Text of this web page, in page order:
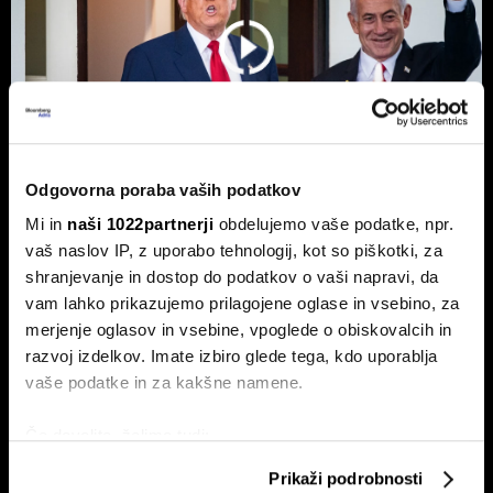
Odgovorna poraba vaših podatkov
Mi in naši 1022partnerji obdelujemo vaše podatke, npr.
vaš naslov IP, z uporabo tehnologij, kot so piškotki, za
shranjevanje in dostop do podatkov o vaši napravi, da
vam lahko prikazujemo prilagojene oglase in vsebino, za
merjenje oglasov in vsebine, vpoglede o obiskovalcih in
razvoj izdelkov. Imate izbiro glede tega, kdo uporablja
vaše podatke in za kakšne namene.
Prikaži podrobnosti
Top 5 novic za začetek dneva:
Odpiranje Hormuške ožine, a ne za
ZDA in Izrael?
To so prve novice dneva.